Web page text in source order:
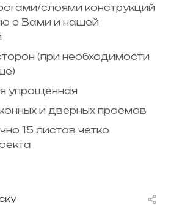
слоями конструкций
с Вами и нашей
(при необходимости
упрощенная
и дверных проемов
15 листов четко